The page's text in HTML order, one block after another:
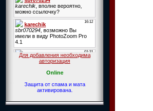
Для добавления необходима
авторизация
Online
Защита от спама и мата
активирована.